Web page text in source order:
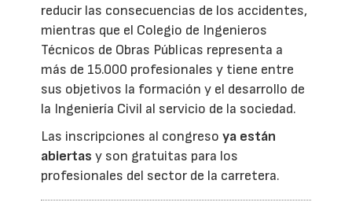
reducir las consecuencias de los accidentes,
mientras que el Colegio de Ingenieros
Técnicos de Obras Públicas representa a
más de 15.000 profesionales y tiene entre
sus objetivos la formación y el desarrollo de
la Ingeniería Civil al servicio de la sociedad.
Las inscripciones al congresoya están
abiertas y son gratuitas para los
profesionales del sector de la carretera.